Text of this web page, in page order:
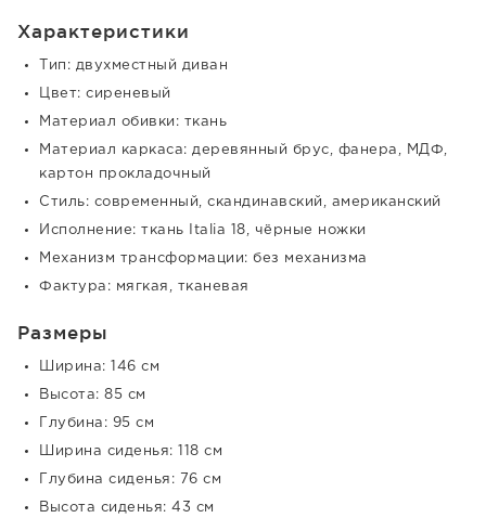
Характеристики
Тип: двухместный диван
Цвет: сиреневый
Материал обивки: ткань
Материал каркаса: деревянный брус, фанера, МДФ,
картон прокладочный
Стиль: современный, скандинавский, американский
Исполнение: ткань Italia 18, чёрные ножки
Механизм трансформации: без механизма
Фактура: мягкая, тканевая
Размеры
Ширина: 146 см
Высота: 85 см
Глубина: 95 см
Ширина сиденья: 118 см
Глубина сиденья: 76 см
Высота сиденья: 43 см